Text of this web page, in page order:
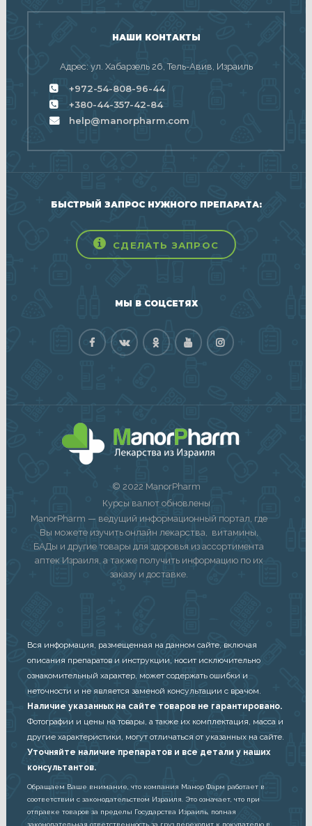
НАШИ КОНТАКТЫ
Адрес: ул. Хабарзель 26, Тель-Авив, Израиль
+972-54-808-96-44
+380-44-357-42-84
help@manorpharm.com
БЫСТРЫЙ ЗАПРОС НУЖНОГО ПРЕПАРАТА:
СДЕЛАТЬ ЗАПРОС
МЫ В СОЦСЕТЯХ
© 2022 ManorPharm
Курсы валют обновлены
ManorPharm — ведущий информационный портал, где
Вы можете изучить онлайн лекарства, витамины,
БАДы и другие товары для здоровья из ассортимента
аптек Израиля, а также получить информацию по их
заказу и доставке.
Вся информация, размещенная на данном сайте, включая
описания препаратов и инструкции, носит исключительно
ознакомительный характер, может содержать ошибки и
неточности и не является заменой консультации с врачом.
Наличие указанных на сайте товаров не гарантировано.
Фотографии и цены на товары, а также их комплектация, масса и
другие характеристики, могут отличаться от указанных на сайте.
Уточняйте наличие препаратов и все детали у наших
консультантов.
Обращаем Ваше внимание, что компания Манор Фарм работает в
соответствии с законодательством Израиля. Это означает, что при
отправке товаров за пределы Государства Израиль, полная
законодательная ответственность за груз переходит к покупателю в